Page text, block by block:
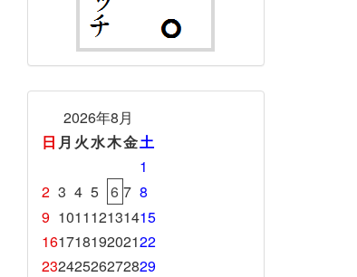
2026年8月
日 月 火水木金土
1
2 3 4 5 6 7 8
9 101112131415
16171819202122
23242526272829